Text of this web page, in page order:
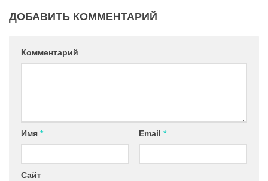
ДОБАВИТЬ КОММЕНТАРИЙ
Комментарий
Имя * Email *
Сайт